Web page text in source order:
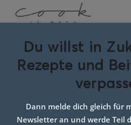
Du willst in
Rezepte und
Dann melde dich gleich für
Newsletter an und werde Teil